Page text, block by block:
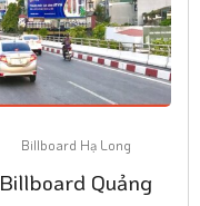
Billboard Hạ Long
Billboard Quảng